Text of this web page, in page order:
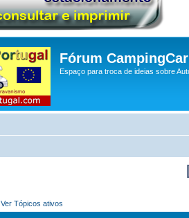
Fórum
Espaço para troca de ideias sobre
Ver Tópicos ativos